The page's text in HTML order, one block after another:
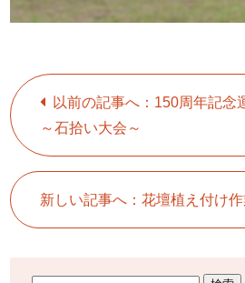
以前の記事へ：150周年記
～石拾い大会～
新しい記事へ：花壇植え付け作